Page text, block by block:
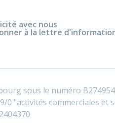
avec nous
à la lettre
sous le numéro B274954
0 "activités commerciales et